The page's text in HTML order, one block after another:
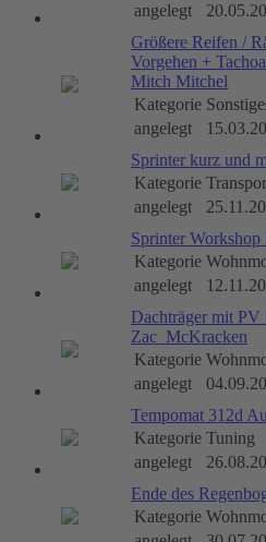
angelegt
Größere Reifen /
Vorgehen +
Mitch Mitchel
Kategorie
angelegt
Sprinter kurz und
Kategorie
angelegt
Sprinter
Kategorie
angelegt
Dachträger mit
Zac_McKracken
Kategorie
angelegt
Tempomat 312d
Kategorie Tuning
angelegt
Ende des
Kategorie